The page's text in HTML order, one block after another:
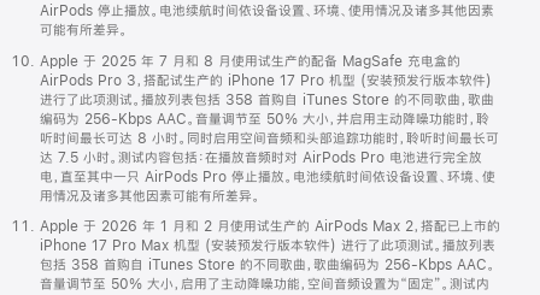
AirPods 停止播放。电池续航时间依设备设置、环境、使用情况及诸多其他因素
可能有所差异。
Apple 于 2025 年 7 月和 8 月使用试生产的配备 MagSafe 充电盒的
AirPods Pro 3，搭配试生产的 iPhone 17 Pro 机型 (安装预发行版本软件)
进行了此项测试。播放列表包括 358 首购自 iTunes Store 的不同歌曲，歌曲
编码为 256-Kbps AAC。音量调节至 50% 大小，并启用主动降噪功能时，聆
听时间最长可达 8 小时。同时启用空间音频和头部追踪功能时，聆听时间最长可
达 7.5 小时。测试内容包括：在播放音频时对 AirPods Pro 电池进行完全放
电，直至其中一只 AirPods Pro 停止播放。电池续航时间依设备设置、环境、使
用情况及诸多其他因素可能有所差异。
Apple 于 2026 年 1 月和 2 月使用试生产的 AirPods Max 2，搭配已上市的
iPhone 17 Pro Max 机型 (安装预发行版本软件) 进行了此项测试。播放列表
包括 358 首购自 iTunes Store 的不同歌曲，歌曲编码为 256-Kbps AAC。
音量调节至 50% 大小，启用了主动降噪功能，空间音频设置为“固定”。测试内